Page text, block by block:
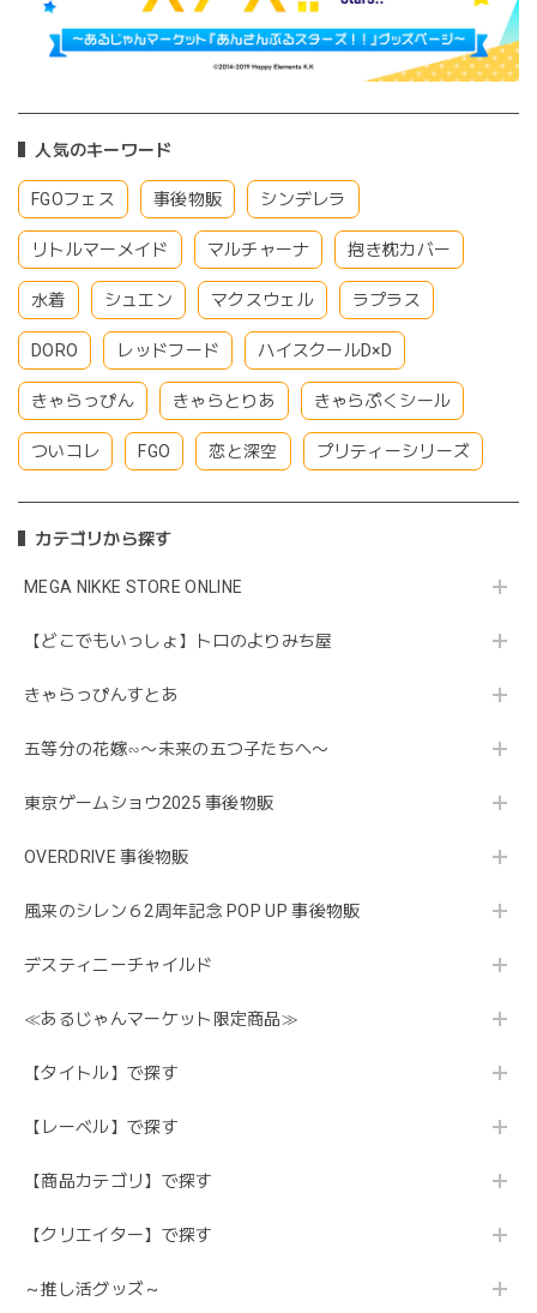
人気のキーワード
FGOフェス 事後物販 シンデレラ
リトルマーメイド マルチャーナ 抱き枕カバー
水着 シュエン マクスウェル ラプラス
DORO レッドフード ハイスクールD×D
きゃらっぴん きゃらとりあ きゃらぷくシール
ついコレ FGO 恋と深空 プリティーシリーズ
カテゴリから探す
MEGA NIKKE STORE ONLINE
【どこでもいっしょ】トロのよりみち屋
きゃらっぴんすとあ
五等分の花嫁∽〜未来の五つ子たちへ〜
東京ゲームショウ2025 事後物販
OVERDRIVE 事後物販
風来のシレン６2周年記念 POP UP 事後物販
デスティニーチャイルド
≪あるじゃんマーケット限定商品≫
【タイトル】で探す
【レーベル】で探す
【商品カテゴリ】で探す
【クリエイター】で探す
～推し活グッズ～